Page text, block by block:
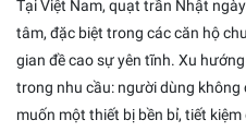
Tại Việt Nam, quạt trần Nhật
tâm, đặc biệt trong các căn hộ
gian đề cao sự yên tĩnh. Xu
trong nhu cầu: người dùng không
muốn một thiết bị bền bỉ, tiết